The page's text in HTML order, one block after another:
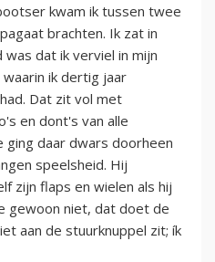
kwam ik tussen twee
brachten. Ik zat in
dat ik verviel in mijn
ik dertig jaar
Dat zit vol met
en dont's van alle
ging daar dwars doorheen
speelsheid. Hij
zijn flaps en wielen als hij
gewoon niet, dat doet de
aan de stuurknuppel zit; ík